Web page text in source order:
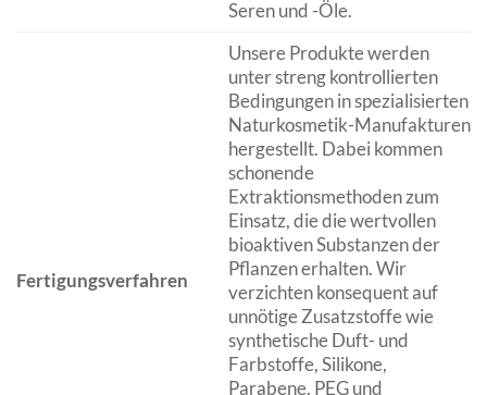
Seren und -Öle.
Fertigungsverfahren
Unsere Produkte werden
unter streng kontrollierten
Bedingungen in spezialisierten
Naturkosmetik-Manufakturen
hergestellt. Dabei kommen
schonende
Extraktionsmethoden zum
Einsatz, die die wertvollen
bioaktiven Substanzen der
Pflanzen erhalten. Wir
verzichten konsequent auf
unnötige Zusatzstoffe wie
synthetische Duft- und
Farbstoffe, Silikone,
Parabene, PEG und